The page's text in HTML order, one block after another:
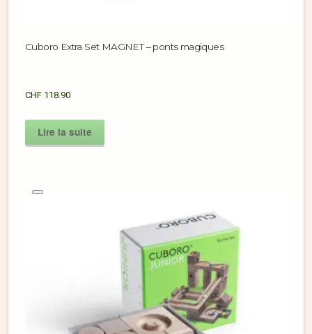
Cuboro Extra Set MAGNET – ponts magiques
CHF 118.90
Lire la suite